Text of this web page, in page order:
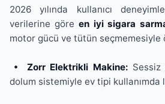
2026 yılında kullanıcı
verilerine göre en iyi sigara
motor gücü ve tütün seçmemesiyle
• Zorr Elektrikli Makine: Sessiz
dolum sistemiyle ev tipi kullanımda